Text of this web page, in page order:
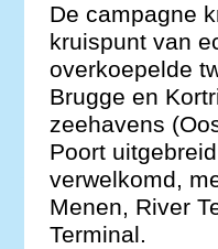
De campagne
kruispunt van
overkoepelde
Brugge en
zeehavens
Poort
verwelkomd,
Menen, River
Terminal.